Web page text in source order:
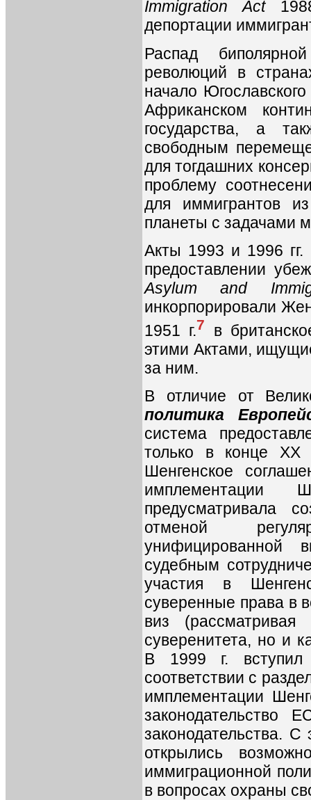
Immigration Act
депортации
Распад
революций в
начало
Африканском
государства, а
свободным
для тогдашних
проблему
для иммигрантов
планеты с задачами
Акты 1993 и 1996
предоставлении
Asylum and
инкорпорировали
1951 г.7
в
этими Актами,
за ним.
В отличие от
политика
система
только в конце
Шенгенское
имплементации
предусматривала
отменой
унифицированной
судебным
участия в
суверенные права в
виз
суверенитета, но и
В 1999 г. вступил
соответствии с
имплементации
законодательство
законодательства.
открылись
иммиграционной
в вопросах охраны